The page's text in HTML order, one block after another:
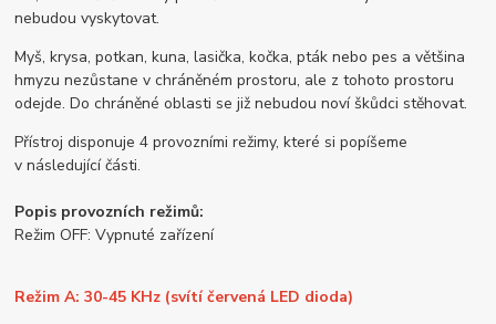
nebudou vyskytovat.
Myš, krysa, potkan, kuna, lasička, kočka, pták nebo pes a většina
hmyzu nezůstane v chráněném prostoru, ale z tohoto prostoru
odejde. Do chráněné oblasti se již nebudou noví škůdci stěhovat.
Přístroj disponuje 4 provozními režimy, které si popíšeme
v následující části.
Popis provozních režimů:
Režim OFF: Vypnuté zařízení
Režim A: 30-45 KHz (svítí červená LED dioda)